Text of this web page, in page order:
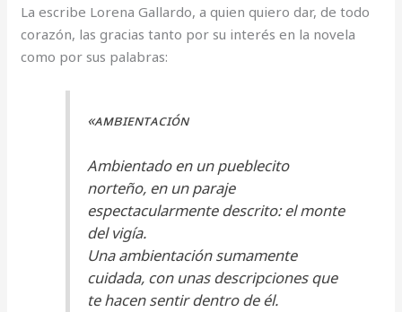
La escribe Lorena Gallardo, a quien quiero dar, de todo
corazón, las gracias tanto por su interés en la novela
como por sus palabras:
«ᴀᴍʙɪᴇɴᴛᴀᴄɪóɴ
Ambientado en un pueblecito
norteño, en un paraje
espectacularmente descrito: el monte
del vigía.
Una ambientación sumamente
cuidada, con unas descripciones que
te hacen sentir dentro de él.